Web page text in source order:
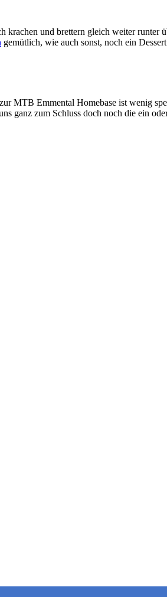
und brettern gleich weiter
gemütlich, wie auch sonst, noch ein
MTB Emmental Homebase ist wenig
ganz zum Schluss doch noch die ein